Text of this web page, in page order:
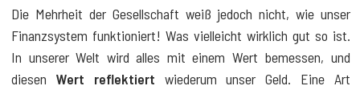
Die Mehrheit der Gesellschaft weiß jedoch nicht, wie unser
Finanzsystem funktioniert! Was vielleicht wirklich gut so ist.
In unserer Welt wird alles mit einem Wert bemessen, und
diesen Wert reflektiert wiederum unser Geld. Eine Art